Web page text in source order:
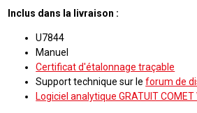
Inclus dans la livraison :
U7844
Manuel
Certificat d'étalonnage traçable
Support technique sur leforum de
Logiciel analytique GRATUIT COMET